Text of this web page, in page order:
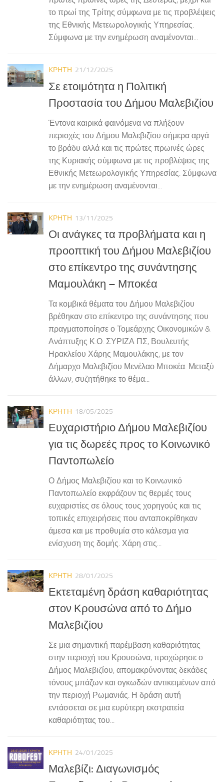
το πρωί της Τρίτης σύμφωνα με τις προβλέψεις
της Εθνικής Μετεωρολογικής Υπηρεσίας.
Σύμφωνα με την ενημέρωση αναμένονται...
ΚΡΗΤΗ 21/12/2025
Σε ετοιμότητα η Πολιτική
Προστασία του Δήμου Μαλεβιζίου
Έντονα καιρικά φαινόμενα να πλήξουν
περιοχές του Δήμου Μαλεβιζίου σήμερα αργά
το βράδυ αλλά και τις πρώτες πρωινές ώρες
της Κυριακής σύμφωνα με τις προβλέψεις της
Εθνικής Μετεωρολογικής Υπηρεσίας. Σύμφωνα
με την ενημέρωση αναμένονται...
ΚΡΗΤΗ 13/11/2025
Οι ανάγκες τα προβλήματα και η
προοπτική του Δήμου Μαλεβιζίου
στο επίκεντρο της συνάντησης
Μαμουλάκη – Μποκέα
Τα κομβικά θέματα του Δήμου Μαλεβιζίου
βρέθηκαν στο επίκεντρο της συνάντησης που
πραγματοποίησε ο Τομεάρχης Οικονομικών &
Ανάπτυξης Κ.Ο. ΣΥΡΙΖΑ ΠΣ, Βουλευτής
Ηρακλείου Χάρης Μαμουλάκης, με τον
Δήμαρχο Μαλεβιζίου Μενέλαο Μποκέα. Μεταξύ
άλλων, συζητήθηκε το θέμα...
ΚΡΗΤΗ 18/05/2025
Ευχαριστήριο Δήμου Μαλεβιζίου
για τις δωρεές προς το Κοινωνικό
Παντοπωλείο
Ο Δήμος Μαλεβιζίου και το Κοινωνικό
Παντοπωλείο εκφράζουν τις θερμές τους
ευχαριστίες σε όλους τους χορηγούς και τις
τοπικές επιχειρήσεις που ανταποκρίθηκαν
άμεσα και με προθυμία στο κάλεσμα για
ενίσχυση της δομής. Χάρη στις...
ΚΡΗΤΗ 28/01/2025
Εκτεταμένη δράση καθαριότητας
στον Κρουσώνα από το Δήμο
Μαλεβιζίου
Σε μια σημαντική παρέμβαση καθαριότητας
στην περιοχή του Κρουσώνα, προχώρησε ο
Δήμος Μαλεβιζίου, απομακρύνοντας δεκάδες
τόνους μπάζων και ογκωδών αντικειμένων από
την περιοχή Ρωμανιάς. Η δράση αυτή
εντάσσεται σε μια ευρύτερη εκστρατεία
καθαριότητας του...
ΚΡΗΤΗ 24/01/2025
Μαλεβίζι: Διαγωνισμός